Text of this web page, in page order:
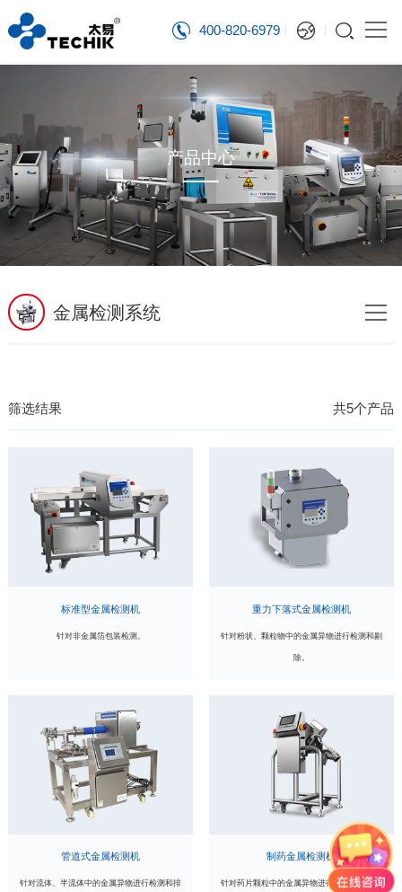
400-820-6979
产品中心
金属检测系统
筛选结果 共5个产品
标准型金属检测机
针对非金属箔包装检测。
重力下落式金属检测机
针对粉状、颗粒物中的金属异物进行检测和剔
除。
管道式金属检测机
针对流体、半流体中的金属异物进行检测和排
制药金属检测机
针对药片颗粒中的金属异物进行检测和剔除。